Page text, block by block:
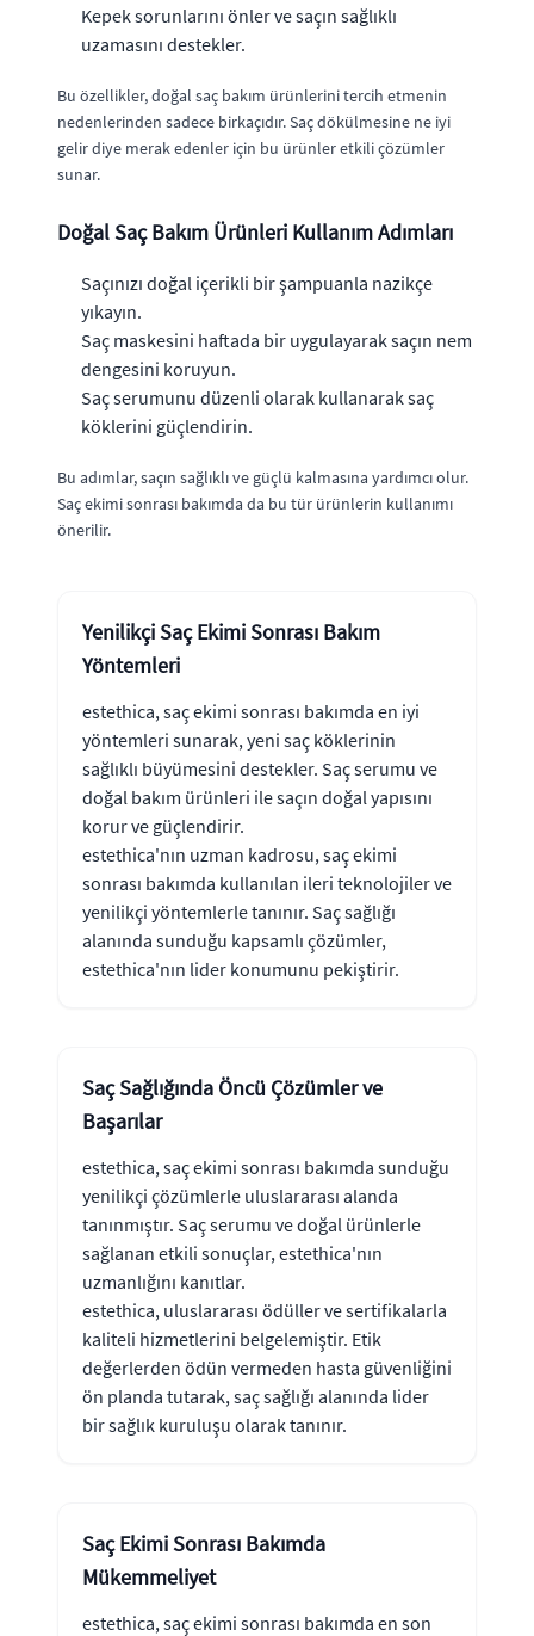
Kepek sorunlarını önler ve saçın sağlıklı
uzamasını destekler.
Bu özellikler, doğal saç bakım ürünlerini tercih etmenin
nedenlerinden sadece birkaçıdır. Saç dökülmesine ne iyi
gelir diye merak edenler için bu ürünler etkili çözümler
sunar.
Doğal Saç Bakım Ürünleri Kullanım Adımları
Saçınızı doğal içerikli bir şampuanla nazikçe
yıkayın.
Saç maskesini haftada bir uygulayarak saçın nem
dengesini koruyun.
Saç serumunu düzenli olarak kullanarak saç
köklerini güçlendirin.
Bu adımlar, saçın sağlıklı ve güçlü kalmasına yardımcı olur.
Saç ekimi sonrası bakımda da bu tür ürünlerin kullanımı
önerilir.
Yenilikçi Saç Ekimi Sonrası Bakım
Yöntemleri
estethica, saç ekimi sonrası bakımda en iyi
yöntemleri sunarak, yeni saç köklerinin
sağlıklı büyümesini destekler. Saç serumu ve
doğal bakım ürünleri ile saçın doğal yapısını
korur ve güçlendirir.
estethica'nın uzman kadrosu, saç ekimi
sonrası bakımda kullanılan ileri teknolojiler ve
yenilikçi yöntemlerle tanınır. Saç sağlığı
alanında sunduğu kapsamlı çözümler,
estethica'nın lider konumunu pekiştirir.
Saç Sağlığında Öncü Çözümler ve
Başarılar
estethica, saç ekimi sonrası bakımda sunduğu
yenilikçi çözümlerle uluslararası alanda
tanınmıştır. Saç serumu ve doğal ürünlerle
sağlanan etkili sonuçlar, estethica'nın
uzmanlığını kanıtlar.
estethica, uluslararası ödüller ve sertifikalarla
kaliteli hizmetlerini belgelemiştir. Etik
değerlerden ödün vermeden hasta güvenliğini
ön planda tutarak, saç sağlığı alanında lider
bir sağlık kuruluşu olarak tanınır.
Saç Ekimi Sonrası Bakımda
Mükemmeliyet
estethica, saç ekimi sonrası bakımda en son